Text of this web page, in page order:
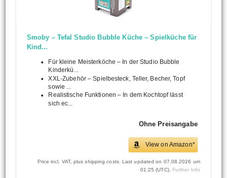
Smoby – Tefal Studio Bubble Küche – Spielküche für
Kind...
Für kleine Meisterköche – In der Studio Bubble
Kinderkü...
XXL-Zubehör – Spielbesteck, Teller, Becher, Topf
sowie ...
Realistische Funktionen – In dem Kochtopf lässt
sich ec...
Ohne Preisangabe
View on Amazon*
Price incl. VAT, plus shipping costs. Last updated on 07.08.2026 um
01:25 (UTC). Further Info